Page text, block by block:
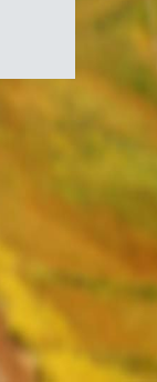
Canada